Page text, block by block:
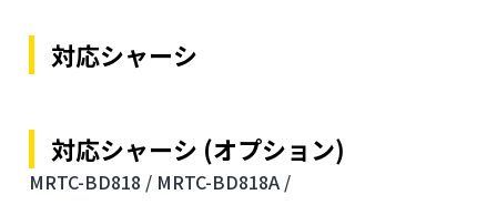
対応シャーシ
対応シャーシ (オプション)
MRTC-BD818 / MRTC-BD818A /